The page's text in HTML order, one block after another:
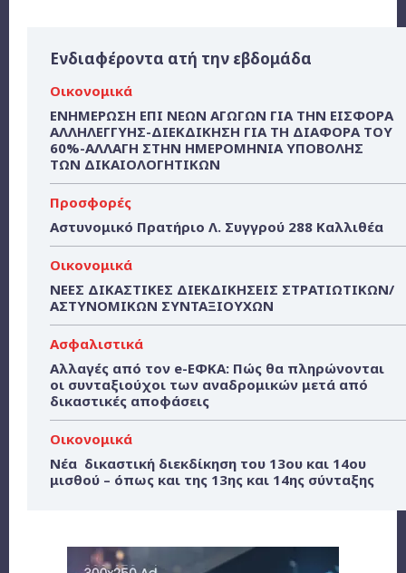
Ενδιαφέροντα ατή την εβδομάδα
Οικονομικά
ΕΝΗΜΕΡΩΣΗ ΕΠΙ ΝΕΩΝ ΑΓΩΓΩΝ ΓΙΑ ΤΗΝ ΕΙΣΦΟΡΑ
ΑΛΛΗΛΕΓΓΥΗΣ-ΔΙΕΚΔΙΚΗΣΗ ΓΙΑ ΤΗ ΔΙΑΦΟΡΑ ΤΟΥ
60%-ΑΛΛΑΓΗ ΣΤΗΝ ΗΜΕΡΟΜΗΝΙΑ ΥΠΟΒΟΛΗΣ
ΤΩΝ ΔΙΚΑΙΟΛΟΓΗΤΙΚΩΝ
Προσφορές
Αστυνομικό Πρατήριο Λ. Συγγρού 288 Καλλιθέα
Οικονομικά
ΝΕΕΣ ΔΙΚΑΣΤΙΚΕΣ ΔΙΕΚΔΙΚΗΣΕΙΣ ΣΤΡΑΤΙΩΤΙΚΩΝ/
ΑΣΤΥΝΟΜΙΚΩΝ ΣΥΝΤΑΞΙΟΥΧΩΝ
Ασφαλιστικά
Αλλαγές από τον e-ΕΦΚΑ: Πώς θα πληρώνονται
οι συνταξιούχοι των αναδρομικών μετά από
δικαστικές αποφάσεις
Οικονομικά
Νέα δικαστική διεκδίκηση του 13ου και 14ου
μισθού – όπως και της 13ης και 14ης σύνταξης